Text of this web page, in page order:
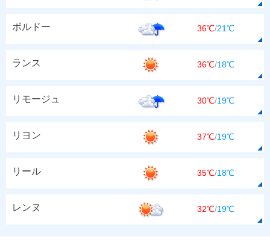
ボルドー 36℃/21℃
ランス 36℃/18℃
リモージュ 30℃/19℃
リヨン 37℃/19℃
リール 35℃/18℃
レンヌ 32℃/19℃